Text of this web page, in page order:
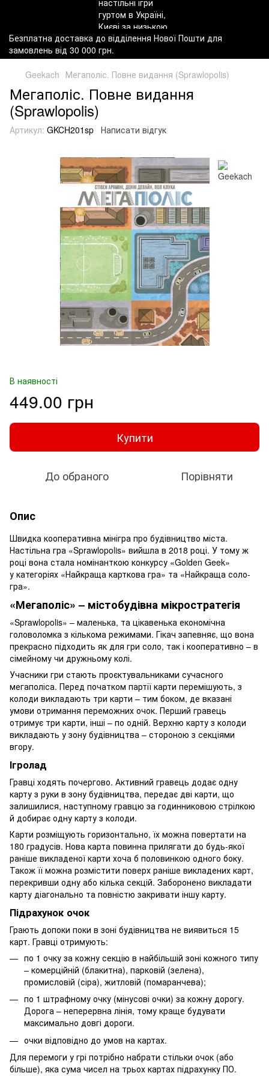
Безплатна доставка до відділення Нової Пошти для
замовлень від 30 000 грн.
Geekach Мегаполіс. Повне видання (Sprawlopolis)
Мегаполіс. Повне видання
(Sprawlopolis)
Артикул: GKCH201sp Написати відгук
В наявності
449.00 грн
Купити
До обраного Порівняти
Опис
Швидка кооперативна мінігра про будівництво міста.
Настільна гра «Sprawlopolis» вийшла в 2018 році. У тому ж
році вона стала номінанткою конкурсу «Golden Geek»
у категоріях «Найкраща карткова гра» та «Найкраща соло-
гра».
«Мегаполіс» – містобудівна мікростратегія
«Sprawlopolis» – маленька, та цікавенька економічна
головоломка з кількома режимами. Гікач запевняє, що вона
прекрасно підходить як для гри соло, так і кооперативно – в
сімейному чи дружньому колі.
Учасники гри стають проєктувальниками сучасного
мегаполіса. Перед початком партії карти перемішують, з
колоди викладають три карти – тим боком, де вказані
умови отримання переможних очок. Перший гравець
отримує три карти, інші – по одній. Верхню карту з колоди
викладають у зону будівництва – стороною з секціями
вгору.
Ігролад
Гравці ходять почергово. Активний гравець додає одну
карту з руки в зону будівництва, передає дві карти, що
залишилися, наступному гравцю за годинниковою стрілкою
й добирає одну карту з колоди.
Карти розміщують горизонтально, їх можна повертати на
180 градусів. Нова карта повинна прилягати до будь-якої
раніше викладеної карти хоча б половинкою одного боку.
Також її можна розмістити поверх раніше викладених карт,
перекривши одну або кілька секцій. Заборонено викладати
карту діагонально та повністю закривати іншу карту.
Підрахунок очок
Грають допоки поки в зоні будівництва не виявиться 15
карт. Гравці отримують:
по 1 очку за кожну секцію в найбільшій зоні кожного типу
– комерційній (блакитна), парковій (зелена),
промисловій (сіра), житловій (помаранчева);
по 1 штрафному очку (мінусові очки) за кожну дорогу.
Дорога – неперервна лінія, тому краще будувати
максимально довгі дороги.
очки відповідно до умов на картах.
Для перемоги у грі потрібно набрати стільки очок (або
більше), яка сума чисел на трьох картах підрахунку ПО.